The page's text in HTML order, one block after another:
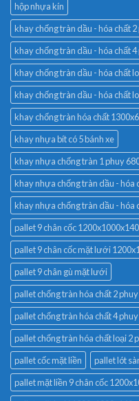
hộp nhựa kín
khay chống tràn dầu - hóa chất
khay chống tràn dầu - hóa chất
khay chống tràn dầu - hóa chất
khay chống tràn dầu - hóa chất
khay chống tràn hóa chất
khay nhựa bít có 5 bánh xe
khay nhựa chống tràn 1 phuy
khay nhựa chống tràn dầu - hóa
khay nhựa chống tràn dầu - hóa
pallet 9 chân cốc
pallet 9 chân cốc mặt lưới
pallet 9 chân gù mặt lưới
pallet chống tràn hóa chất 2
pallet chống tràn hóa chất 4
pallet chống tràn hóa chất loại 2
pallet cốc mặt liền
pallet lót
pallet mặt liền 9 chân cốc